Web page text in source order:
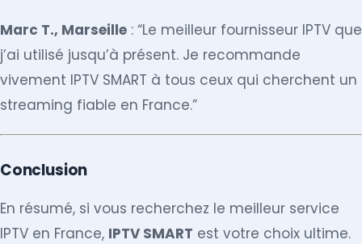
Marc T., Marseille : “Le meilleur fournisseur IPTV que
j’ai utilisé jusqu’à présent. Je recommande
vivement IPTV SMART à tous ceux qui cherchent un
streaming fiable en France.”
Conclusion
En résumé, si vous recherchez le meilleur service
IPTV en France, IPTV SMART est votre choix ultime.